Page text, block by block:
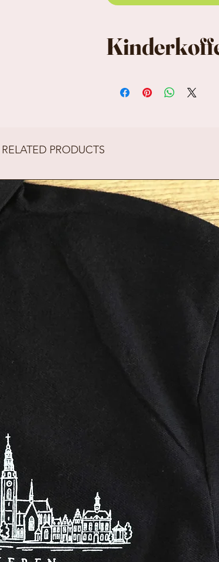
Kinderkoffertje 30
bloemetjes,
kroontjes.
Samen kiezen
voor jouw
Afmeting: 30 cm
hoog x 9 cm diep
van dik
nog een papieren
binnenkant voor
Het handvat en
van metaal.
voorzien van extra
randjes aan de
binnenkant voor
duurzaamheid.
RELATED PRODUCTS